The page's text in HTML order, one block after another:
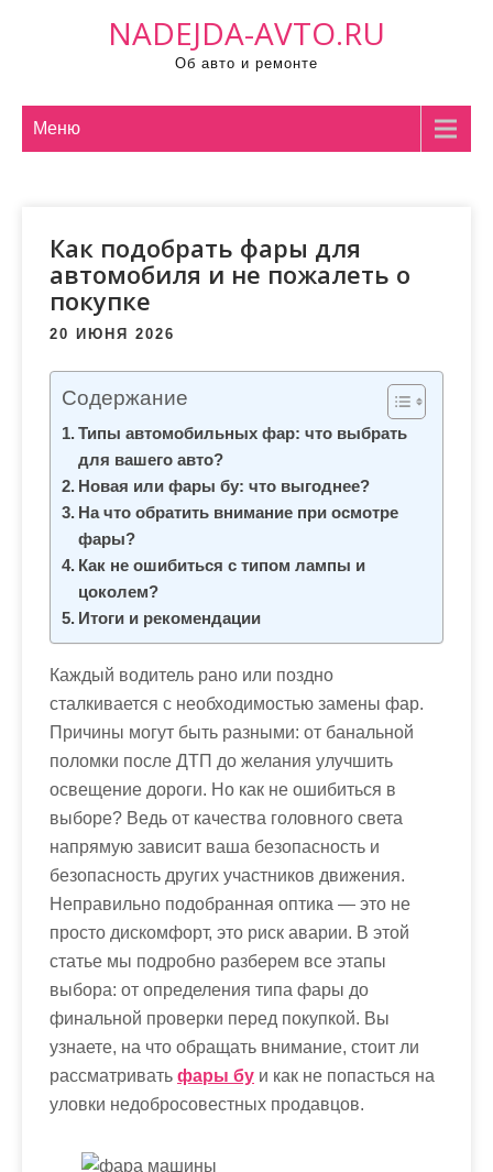
NADEJDA-AVTO.RU
Об авто и ремонте
Меню
Как подобрать фары для
автомобиля и не пожалеть о
покупке
20 ИЮНЯ 2026
Содержание
Типы автомобильных фар: что выбрать
для вашего авто?
Новая или фары бу: что выгоднее?
На что обратить внимание при осмотре
фары?
Как не ошибиться с типом лампы и
цоколем?
Итоги и рекомендации
Каждый водитель рано или поздно
сталкивается с необходимостью замены фар.
Причины могут быть разными: от банальной
поломки после ДТП до желания улучшить
освещение дороги. Но как не ошибиться в
выборе? Ведь от качества головного света
напрямую зависит ваша безопасность и
безопасность других участников движения.
Неправильно подобранная оптика — это не
просто дискомфорт, это риск аварии. В этой
статье мы подробно разберем все этапы
выбора: от определения типа фары до
финальной проверки перед покупкой. Вы
узнаете, на что обращать внимание, стоит ли
рассматривать фары бу и как не попасться на
уловки недобросовестных продавцов.